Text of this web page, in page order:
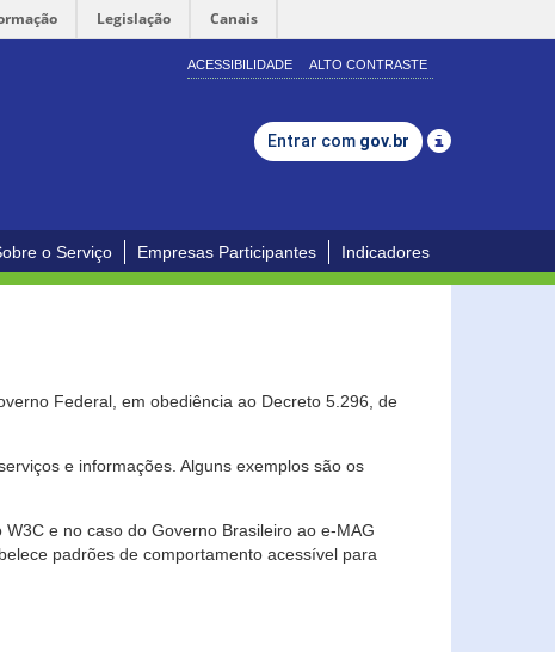
Legislação Canais
ACESSIBILIDADE ALTO CONTRASTE
Entrar com gov.br
o Serviço Empresas Participantes Indicadores
Federal, em obediência ao Decreto 5.296, de
e informações. Alguns exemplos são os
e no caso do Governo Brasileiro ao e-MAG
padrões de comportamento acessível para